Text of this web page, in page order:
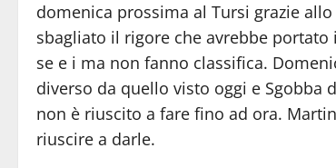
domenica prossima al Tursi grazie
sbagliato il rigore che avrebbe
se e i ma non fanno classifica.
diverso da quello visto oggi e Sgobba
non è riuscito a fare fino ad ora.
riuscire a darle.